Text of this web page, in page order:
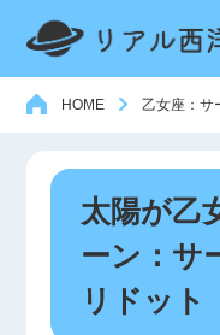
HOME 乙女座：サ
太陽が乙
ーン：サ
リドット